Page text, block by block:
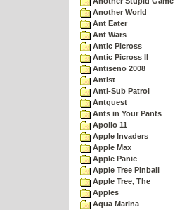
Another World
Ant Eater
Ant Wars
Antic Picross
Antic Picross II
Antiseno 2008
Antist
Anti-Sub Patrol
Antquest
Ants in Your Pants
Apollo 11
Apple Invaders
Apple Max
Apple Panic
Apple Tree Pinball
Apple Tree, The
Apples
Aqua Marina